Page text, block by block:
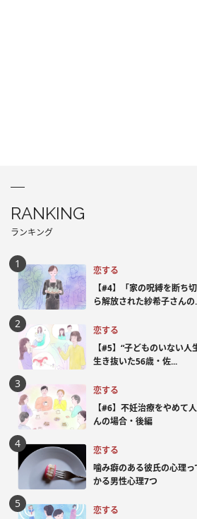
RANKING
ランキング
恋する
【#4】「家の呪縛を断ち
ら解放された紗希子さんの
恋する
【#5】“子どものいない
生き抜いた56歳・佐...
恋する
【#6】不妊治療をやめて
んの場合・後編
恋する
噛み癖のある彼氏の心理
かる男性心理7つ
恋する